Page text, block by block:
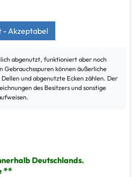
- Akzeptabel
abgenutzt, funktioniert aber noch
Gebrauchsspuren können äußerliche
und abgenutzte Ecken zählen. Der
des Besitzers und sonstige
Deutschlands.